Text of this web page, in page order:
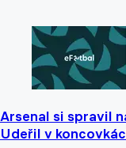
Arsenal si spravil
Udeřil v